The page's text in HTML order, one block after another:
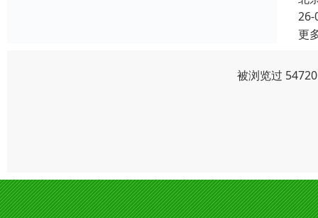
26-
更
被浏览过